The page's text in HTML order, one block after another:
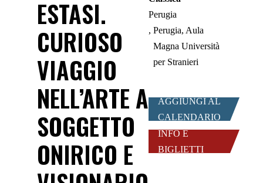
ESTASI.
CURIOSO
VIAGGIO
NELL’ARTE A
SOGGETTO
ONIRICO E
Perugia
Perugia, Aula
Magna Università
per Stranieri
AGGIUNGI AL
CALENDARIO
INFO E
BIGLIETTI